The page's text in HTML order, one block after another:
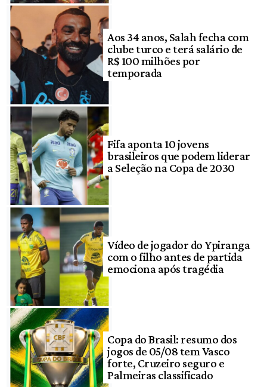
Aos 34 anos, Salah fecha com
clube turco e terá salário de
R$ 100 milhões por
temporada
Fifa aponta 10 jovens
brasileiros que podem liderar
a Seleção na Copa de 2030
Vídeo de jogador do Ypiranga
com o filho antes de partida
emociona após tragédia
Copa do Brasil: resumo dos
jogos de 05/08 tem Vasco
forte, Cruzeiro seguro e
Palmeiras classificado